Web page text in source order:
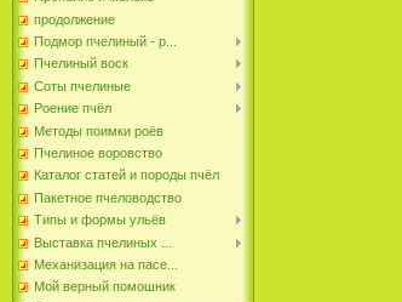
продолжение
Подмор пчелиный - р...
Пчелиный воск
Соты пчелиные
Роение пчёл
Методы поимки роёв
Пчелиное воровство
Каталог статей и породы пчёл
Пакетное пчеловодство
Типы и формы ульёв
Выставка пчелиных ...
Механизация на пасе...
Мой верный помошник